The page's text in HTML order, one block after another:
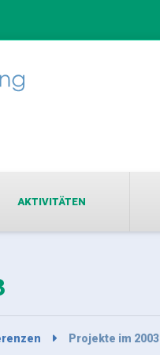
AKTIVITÄTEN
Projekte im 2003